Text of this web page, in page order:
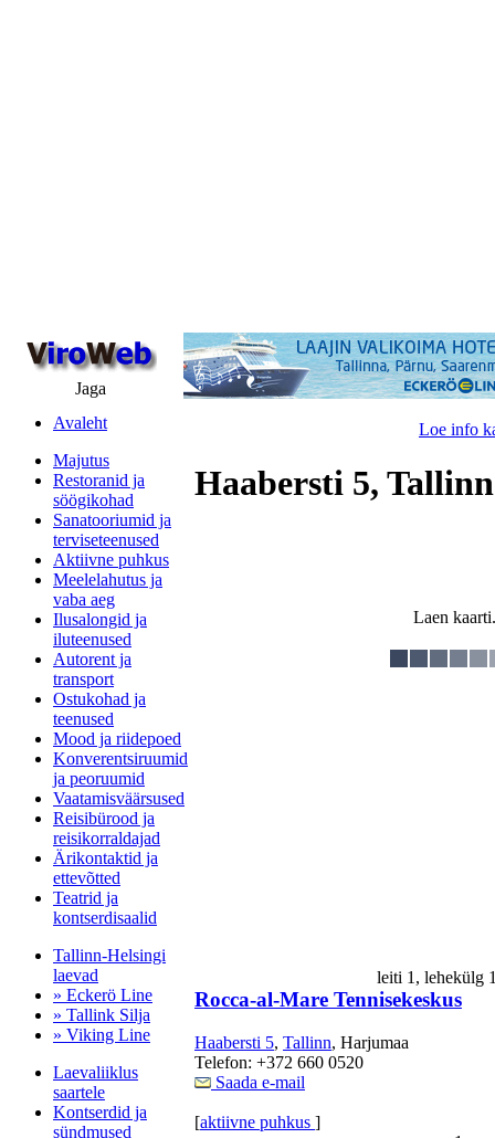
Jaga
Avaleht
Majutus
Restoranid ja
söögikohad
Sanatooriumid ja
terviseteenused
Aktiivne puhkus
Meelelahutus ja
vaba aeg
Ilusalongid ja
iluteenused
Autorent ja
transport
Ostukohad ja
teenused
Mood ja riidepoed
Konverentsiruumid
ja peoruumid
Vaatamisväärsused
Reisibürood ja
reisikorraldajad
Ärikontaktid ja
ettevõtted
Teatrid ja
kontserdisaalid
Tallinn-Helsingi
laevad
» Eckerö Line
» Tallink Silja
» Viking Line
Laevaliiklus
saartele
Kontserdid ja
sündmused
Loe info
Haabersti 5,
Laen
leiti 1,
Rocca-al-Mare Tennisekeskus
Haabersti 5, Tallinn, Harjumaa
Telefon: +372 660 0520
Saada e-mail
[aktiivne puhkus ]